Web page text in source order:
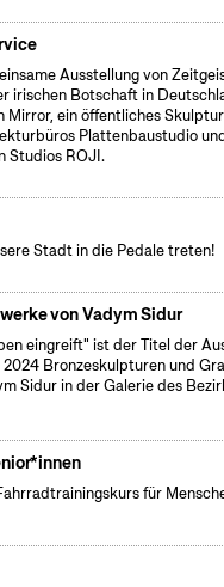
Ausstellung von
irischen Botschaft in
Mirror, ein öffentliches
Plattenbaustudio
Studios ROJI.
Stadt in die Pedale treten!
von Vadym Sidur
eingreift" ist der Titel der
Bronzeskulpturen und
Sidur in der Galerie des
für